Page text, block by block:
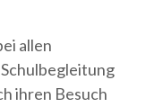
allen
ihren Besuch